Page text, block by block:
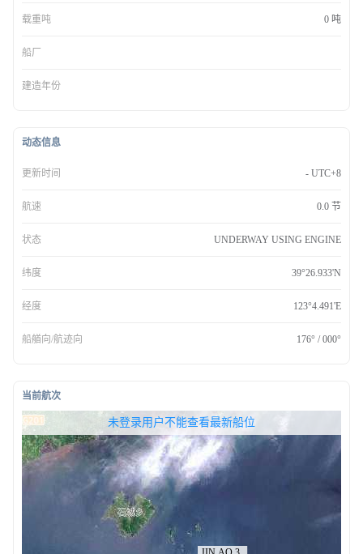
载重吨 0 吨
船厂
建造年份
动态信息
更新时间 - UTC+8
航速 0.0 节
状态 UNDERWAY USING ENGINE
纬度 39°26.933'N
经度 123°4.491'E
船艏向/航迹向 176° / 000°
当前航次
未登录用户不能查看最新船位
无权查看最新船位，请联系开通